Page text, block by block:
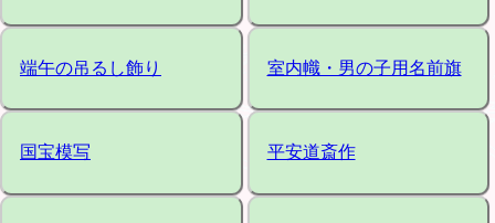
端午の吊るし飾り 室内幟・男の子用名前旗
国宝模写 平安道斎作